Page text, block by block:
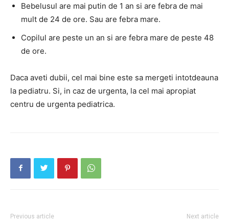
Bebelusul are mai putin de 1 an si are febra de mai
mult de 24 de ore. Sau are febra mare.
Copilul are peste un an si are febra mare de peste 48
de ore.
Daca aveti dubii, cel mai bine este sa mergeti intotdeauna
la pediatru. Si, in caz de urgenta, la cel mai apropiat
centru de urgenta pediatrica.
Previous article Next article